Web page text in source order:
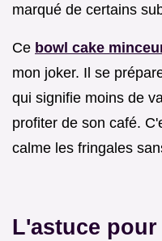
marqué de certains
Ce bowl cake
mon joker. Il se
qui signifie moins de
profiter de son café.
calme les fringales
L'astuce